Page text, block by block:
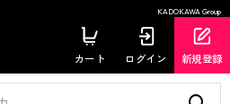
KADOKAWA Group
カート ログイン 新規登録